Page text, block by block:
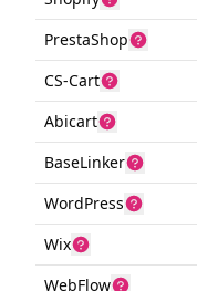
PrestaShop
CS-Cart
Abicart
BaseLinker
WordPress
Wix
WebFlow